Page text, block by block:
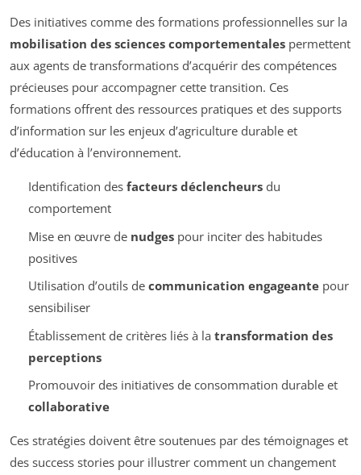
Des initiatives comme des formations professionnelles sur la
mobilisation des sciences comportementales permettent
aux agents de transformations d’acquérir des compétences
précieuses pour accompagner cette transition. Ces
formations offrent des ressources pratiques et des supports
d’information sur les enjeux d’agriculture durable et
d’éducation à l’environnement.
Identification des facteurs déclencheursdu
comportement
Mise en œuvre de nudgespour inciter des habitudes
positives
Utilisation d’outils de communication engageantepour
sensibiliser
Établissement de critères liés à la transformation des
perceptions
Promouvoir des initiatives de consommation durable et
collaborative
Ces stratégies doivent être soutenues par des témoignages et
des success stories pour illustrer comment un changement